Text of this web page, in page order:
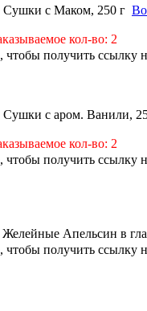
с Маком, 250 г
кол-во: 2
с аром. Ванили,
кол-во: 2
Апельсин в